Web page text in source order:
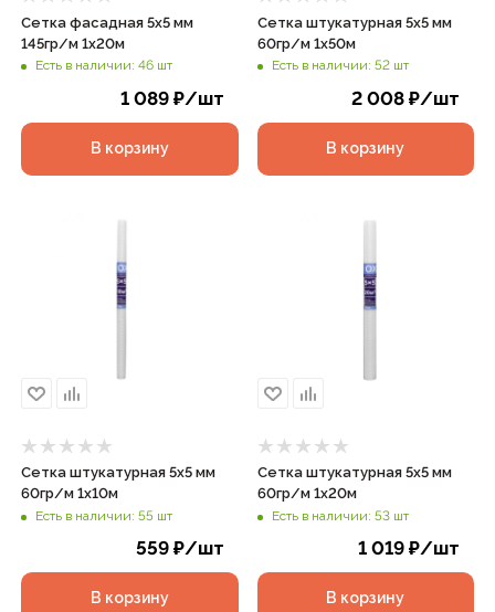
Сетка фасадная 5х5 мм
145гр/м 1х20м
Есть в наличии: 46 шт
1 089₽/шт
В корзину
Сетка штукатурная 5х5 мм
60гр/м 1х50м
Есть в наличии: 52 шт
2 008 ₽/шт
В корзину
Сетка штукатурная 5х5 мм
60гр/м 1х10м
Есть в наличии: 55 шт
559₽/шт
В корзину
Сетка штукатурная 5х5 мм
60гр/м 1х20м
Есть в наличии: 53 шт
1 019 ₽/шт
В корзину